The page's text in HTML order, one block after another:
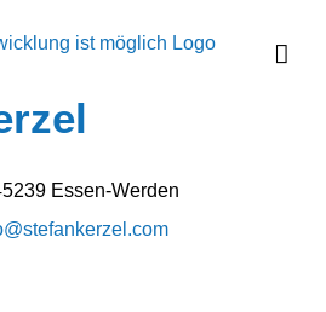
Essen-Werden